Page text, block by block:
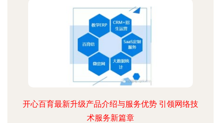
开心百育最新升级产品介绍与服务优势 引领网络技
术服务新篇章